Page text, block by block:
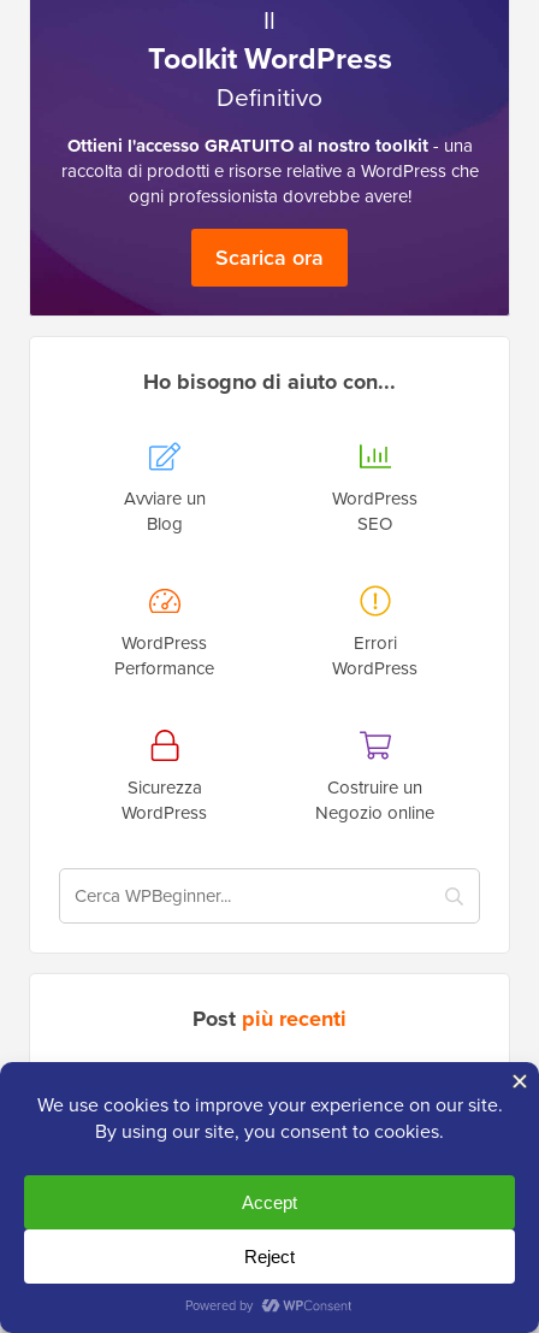
Il
Toolkit WordPress
Definitivo
Ottieni l'accesso GRATUITO al nostro toolkit- una
raccolta di prodotti e risorse relative a WordPress che
ogni professionista dovrebbe avere!
Scarica ora
Ho bisogno di aiuto con...
Avviare un
Blog
WordPress
SEO
WordPress
Performance
Errori
WordPress
Sicurezza
WordPress
Costruire un
Negozio online
Post più recenti
strumenti AI e monitoraggio SEO più intelligente
Guida definitiva alla protezione antispam di WordPress –